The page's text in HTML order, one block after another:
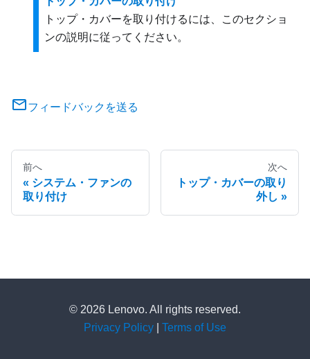
トップ・カバーを取り付けるには、このセクショ
ンの説明に従ってください。
フィードバックを送る
前へ
システム・ファンの
取り付け
次へ
トップ・カバーの取り
外し
© 2026 Lenovo. All rights reserved.
Privacy Policy
Terms of Use